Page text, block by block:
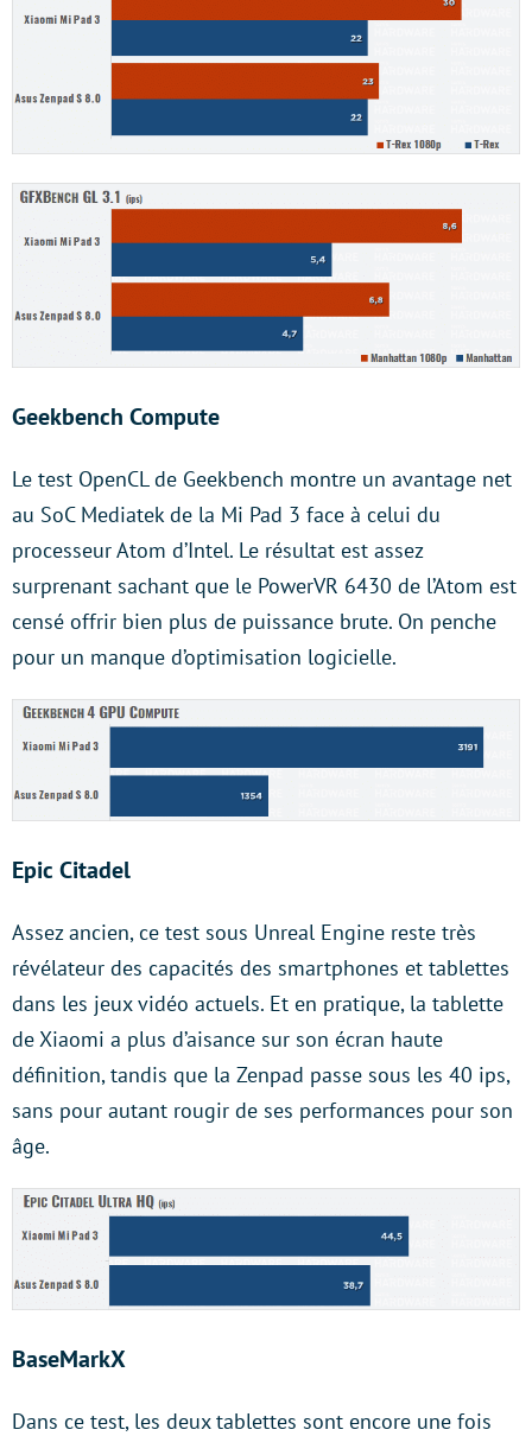
Geekbench Compute
Le test OpenCL de Geekbench montre un avantage net
au SoC Mediatek de la Mi Pad 3 face à celui du
processeur Atom d’Intel. Le résultat est assez
surprenant sachant que le PowerVR 6430 de l’Atom est
censé offrir bien plus de puissance brute. On penche
pour un manque d’optimisation logicielle.
Epic Citadel
Assez ancien, ce test sous Unreal Engine reste très
révélateur des capacités des smartphones et tablettes
dans les jeux vidéo actuels. Et en pratique, la tablette
de Xiaomi a plus d’aisance sur son écran haute
définition, tandis que la Zenpad passe sous les 40 ips,
sans pour autant rougir de ses performances pour son
âge.
BaseMarkX
Dans ce test, les deux tablettes sont encore une fois